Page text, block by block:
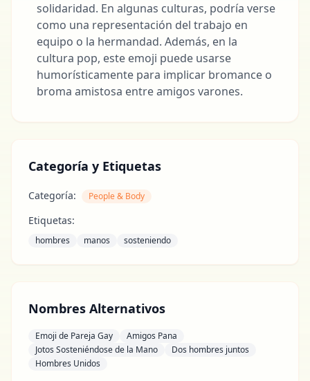
solidaridad. En algunas culturas, podría verse
como una representación del trabajo en
equipo o la hermandad. Además, en la
cultura pop, este emoji puede usarse
humorísticamente para implicar bromance o
broma amistosa entre amigos varones.
Categoría y Etiquetas
Categoría: People & Body
Etiquetas:
hombres manos sosteniendo
Nombres Alternativos
Emoji de Pareja Gay
Amigos Pana
Jotos Sosteniéndose de la Mano
Dos hombres juntos
Hombres Unidos